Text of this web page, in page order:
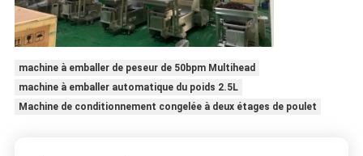
machine à emballer de peseur de 50bpm Multihead
machine à emballer automatique du poids 2.5L
Machine de conditionnement congelée à deux étages de poulet